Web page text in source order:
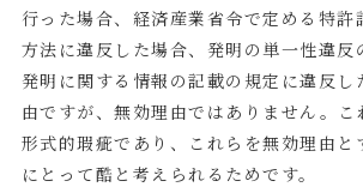
行った場合、経済産業省令で定める特許
方法に違反した場合、発明の単一性違反
発明に関する情報の記載の規定に違反し
由ですが、無効理由ではありません。こ
形式的瑕疵であり、これらを無効理由と
にとって酷と考えられるためです。